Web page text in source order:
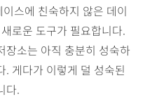
스에 친숙하지 않은 데이
로운 도구가 필요합니다.
장소는 아직 충분히 성숙하
. 게다가 이렇게 덜 성숙된
다.